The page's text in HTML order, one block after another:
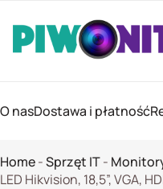
O nasDostawa i płatność
Home-Sprzęt IT-
LED Hikvision, 18,5”, VGA,